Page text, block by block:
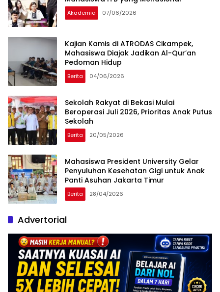
Akademia 07/06/2026
Kajian Kamis di ATRODAS Cikampek,
Mahasiswa Diajak Jadikan Al-Qur’an
Pedoman Hidup
Berita 04/06/2026
Sekolah Rakyat di Bekasi Mulai
Beroperasi Juli 2026, Prioritas Anak Putus
Sekolah
Berita 20/05/2026
Mahasiswa President University Gelar
Penyuluhan Kesehatan Gigi untuk Anak
Panti Asuhan Jakarta Timur
Berita 28/04/2026
Advertorial